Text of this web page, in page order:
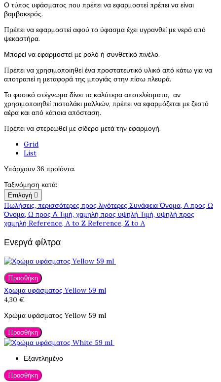
Ο τύπος υφάσματος που πρέπει να εφαρμοστεί πρέπει να είναι
βαμβακερός.
Πρέπει να εφαρμοστεί αφού το ύφασμα έχει υγρανθεί με νερό από
ψεκαστήρα.
Μπορεί να εφαρμοστεί με ρολό ή συνθετικό πινέλο.
Πρέπει να χρησιμοποιηθεί ένα προστατευτικό υλικό από κάτω για να
αποτραπεί η μεταφορά της μπογιάς στην πίσω πλευρά.
Το φυσικό στέγνωμα δίνει τα καλύτερα αποτελέσματα, αν
χρησιμοποιηθεί πιστολάκι μαλλιών, πρέπει να εφαρμόζεται με ζεστό
αέρα και από κάποια απόσταση.
Πρέπει να στερεωθεί με σίδερο μετά την εφαρμογή.
Grid
List
Υπάρχουν 36 προϊόντα.
Ταξινόμηση κατά:
Επιλογή 
Πωλήσεις, περισσότερες προς λιγότερες ΣυνάφειαΌνομα, Α προς Ω
Όνομα, Ω προς ΑΤιμή, χαμηλή προς υψηλή Τιμή, υψηλή προς
χαμηλή Reference, A to Z Reference, Z to A
Ενεργά φίλτρα
Προσθήκη
Χρώμα υφάσματος Yellow 59 ml
4,30 €
Χρώμα υφάσματος Yellow 59 ml
Προσθήκη
Εξαντλημένο
Προσθήκη